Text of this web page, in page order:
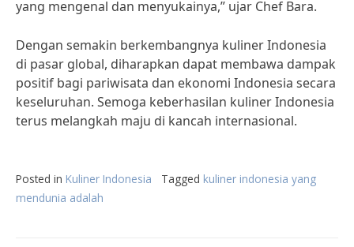
yang mengenal dan menyukainya,” ujar Chef Bara.
Dengan semakin berkembangnya kuliner Indonesia
di pasar global, diharapkan dapat membawa dampak
positif bagi pariwisata dan ekonomi Indonesia secara
keseluruhan. Semoga keberhasilan kuliner Indonesia
terus melangkah maju di kancah internasional.
Posted in Kuliner Indonesia Tagged kuliner indonesia yang
mendunia adalah